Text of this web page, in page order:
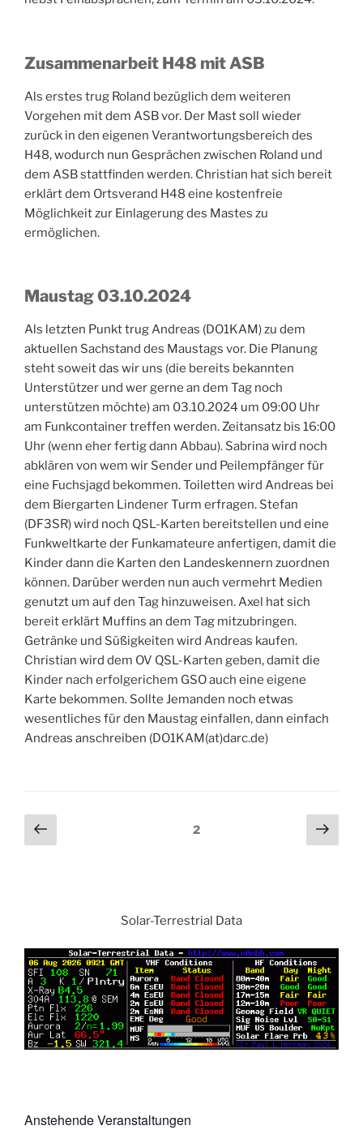
Zusammenarbeit H48 mit ASB
Als erstes trug Roland bezüglich dem weiteren
Vorgehen mit dem ASB vor. Der Mast soll wieder
zurück in den eigenen Verantwortungsbereich des
H48, wodurch nun Gesprächen zwischen Roland und
dem ASB stattfinden werden. Christian hat sich bereit
erklärt dem Ortsverand H48 eine kostenfreie
Möglichkeit zur Einlagerung des Mastes zu
ermöglichen.
Maustag 03.10.2024
Als letzten Punkt trug Andreas (DO1KAM) zu dem
aktuellen Sachstand des Maustags vor. Die Planung
steht soweit das wir uns (die bereits bekannten
Unterstützer und wer gerne an dem Tag noch
unterstützen möchte) am 03.10.2024 um 09:00 Uhr
am Funkcontainer treffen werden. Zeitansatz bis 16:00
Uhr (wenn eher fertig dann Abbau). Sabrina wird noch
abklären von wem wir Sender und Peilempfänger für
eine Fuchsjagd bekommen. Toiletten wird Andreas bei
dem Biergarten Lindener Turm erfragen. Stefan
(DF3SR) wird noch QSL-Karten bereitstellen und eine
Funkweltkarte der Funkamateure anfertigen, damit die
Kinder dann die Karten den Landeskennern zuordnen
können. Darüber werden nun auch vermehrt Medien
genutzt um auf den Tag hinzuweisen. Axel hat sich
bereit erklärt Muffins an dem Tag mitzubringen.
Getränke und Süßigkeiten wird Andreas kaufen.
Christian wird dem OV QSL-Karten geben, damit die
Kinder nach erfolgerichem GSO auch eine eigene
Karte bekommen. Sollte Jemanden noch etwas
wesentliches für den Maustag einfallen, dann einfach
Andreas anschreiben (DO1KAM(at)darc.de)
Beitragsnavigation
Vorherige
Seite
Seite2
Solar-Terrestrial Data
Anstehende Veranstaltungen